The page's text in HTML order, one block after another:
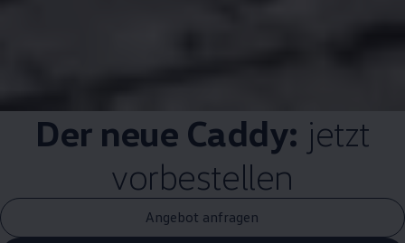
Der neue Caddy: jetzt
vorbestellen
Angebot anfragen